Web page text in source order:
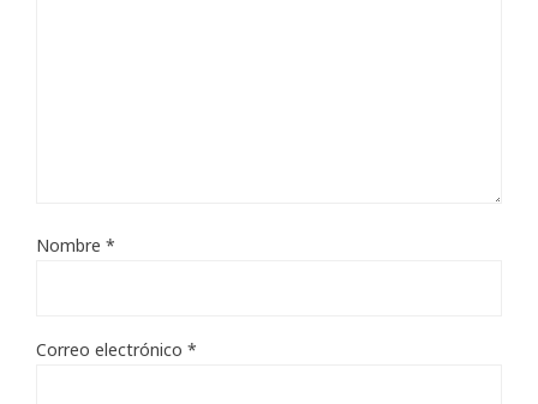
Nombre *
Correo electrónico *